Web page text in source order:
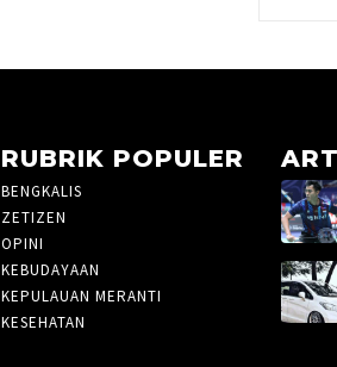
RUBRIK POPULER
BENGKALIS
ZETIZEN
OPINI
KEBUDAYAAN
KEPULAUAN MERANTI
KESEHATAN